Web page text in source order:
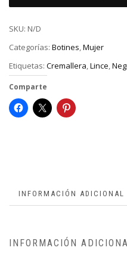
SKU: N/D
Categorías: Botines,Mujer
Etiquetas: Cremallera,Lince,
Comparte
INFORMACIÓN ADICIONAL
INFORMACIÓN